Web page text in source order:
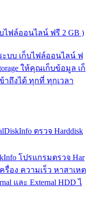
ไฟล์ออนไลน์ ฟรี 2 GB )
บบ เก็บไฟล์ออนไลน์ ฟ
ให้คุณเก็บข้อมูล เก็
าถึงได้ ทุกที่ ทุกเวลา
ตรวจ Harddisk
โปรแกรมตรวจ Har
อง ความเร็ว หาสาเหต
และ External HDD ไ